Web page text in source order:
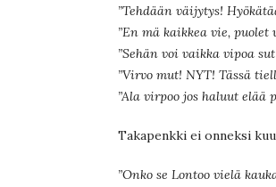
”Tehdään väijytys!
”En mä kaikkea vie, puolet
”Sehän voi vaikka vipoa
”Virvo mut! NYT! Tässä
”Ala virpoo jos haluut elää
Takapenkki ei onneksi
”Onko se Lontoo vielä